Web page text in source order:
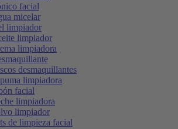
facial
micelar
limpiador
limpiador
limpiadora
desmaquillantes
limpiadora
facial
limpiadora
limpiador
de limpieza facial